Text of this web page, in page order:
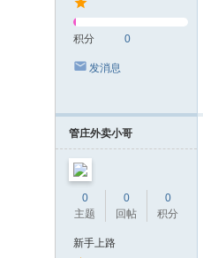
积分 0
发消息
管庄外卖小哥
0
主题
0
回帖
0
积分
新手上路